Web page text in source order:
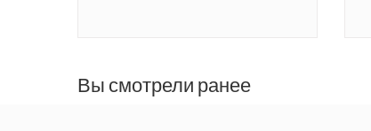
Вы смотрели ранее